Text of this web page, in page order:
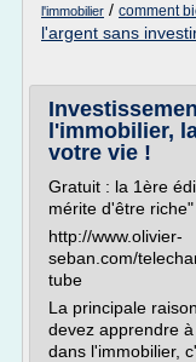
l'immobilier / comment
l'argent sans
l'immobilier,
votre vie !
Gratuit : la 1ère
mérite d'être riche"
http://www.olivier-
seban.com/
tube
La principale
devez apprendre
dans l'immobilier,